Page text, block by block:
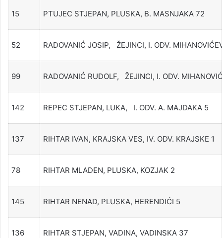
15 PTUJEC STJEPAN, PLUSKA, B. MASNJAKA 72
52 RADOVANIĆ JOSIP, ŽEJINCI, I. ODV.
99 RADOVANIĆ RUDOLF, ŽEJINCI, I. ODV.
142 REPEC STJEPAN, LUKA, I. ODV. A. MAJDAKA 5
137 RIHTAR IVAN, KRAJSKA VES, IV. ODV. KRAJSKE 1
78 RIHTAR MLADEN, PLUSKA, KOZJAK 2
145 RIHTAR NENAD, PLUSKA, HERENDIĆI 5
136 RIHTAR STJEPAN, VADINA, VADINSKA 37